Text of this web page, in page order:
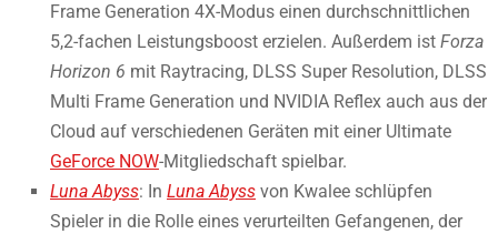
Frame Generation 4X-Modus einen durchschnittlichen
5,2-fachen Leistungsboost erzielen. Außerdem ist Forza
Horizon 6 mit Raytracing, DLSS Super Resolution, DLSS
Multi Frame Generation und NVIDIA Reflex auch aus der
Cloud auf verschiedenen Geräten mit einer Ultimate
GeForce NOW-Mitgliedschaft spielbar.
Luna Abyss: In Luna Abyss von Kwalee schlüpfen
Spieler in die Rolle eines verurteilten Gefangenen, der